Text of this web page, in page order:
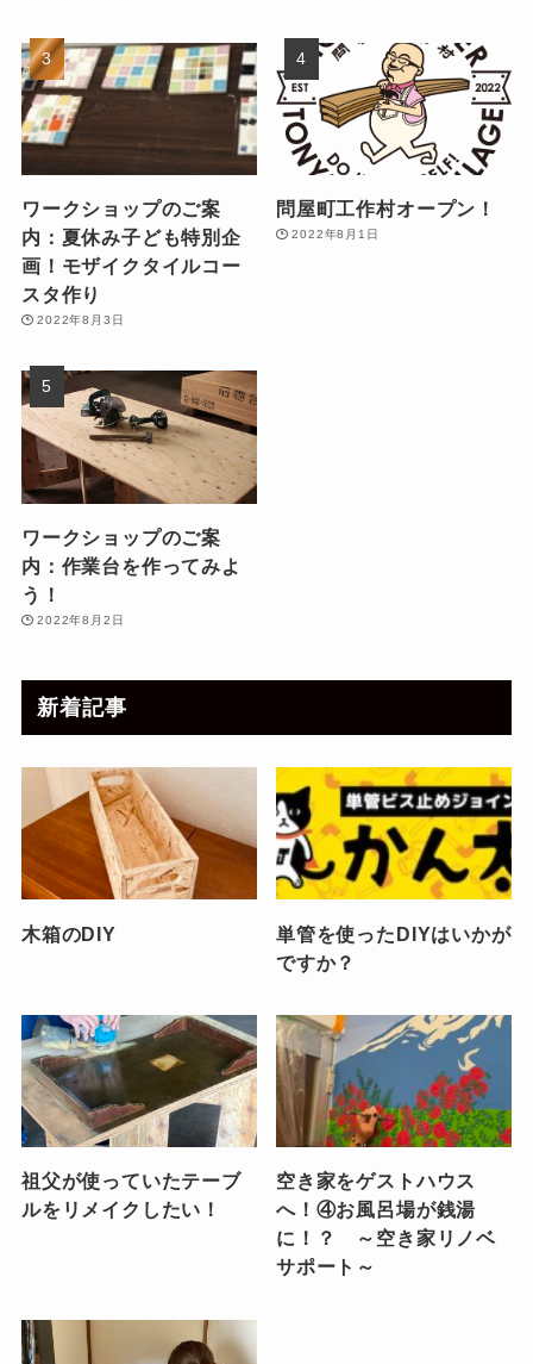
ワークショップのご案
内：夏休み子ども特別企
画！モザイクタイルコー
スタ作り
2022年8月3日
問屋町工作村オープン！
2022年8月1日
ワークショップのご案
内：作業台を作ってみよ
う！
2022年8月2日
新着記事
木箱のDIY
単管を使ったDIYはいかが
ですか？
祖父が使っていたテーブ
ルをリメイクしたい！
空き家をゲストハウス
へ！④お風呂場が銭湯
に！？ ～空き家リノベ
サポート～